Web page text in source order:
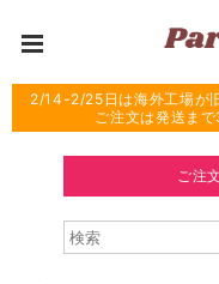
2/14-2/25日は海外工場が
ご注文は発送ま
ご注